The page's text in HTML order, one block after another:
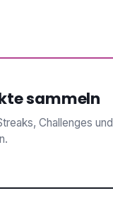
sammeln
Challenges und